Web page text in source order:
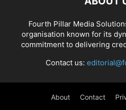
Fourth Pillar Media
organisation known for its
commitment to delivering
Contact us:
About Contact